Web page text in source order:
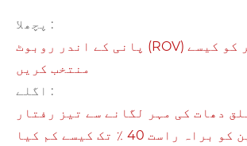
پچھلا :
پانی کے اندر روبوٹ (ROV) تھروسٹر موٹر کو کیسے
منتخب کریں
اگلے :
دھات کی مہر لگانے سے تیز رفتار
موٹروں کی کمپن کو براہ راست 40 ٪ تک کیسے کم کیا